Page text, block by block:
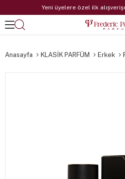
Yeni üyelere özel ilk
Anasayfa KLASİK PARFÜM Erkek